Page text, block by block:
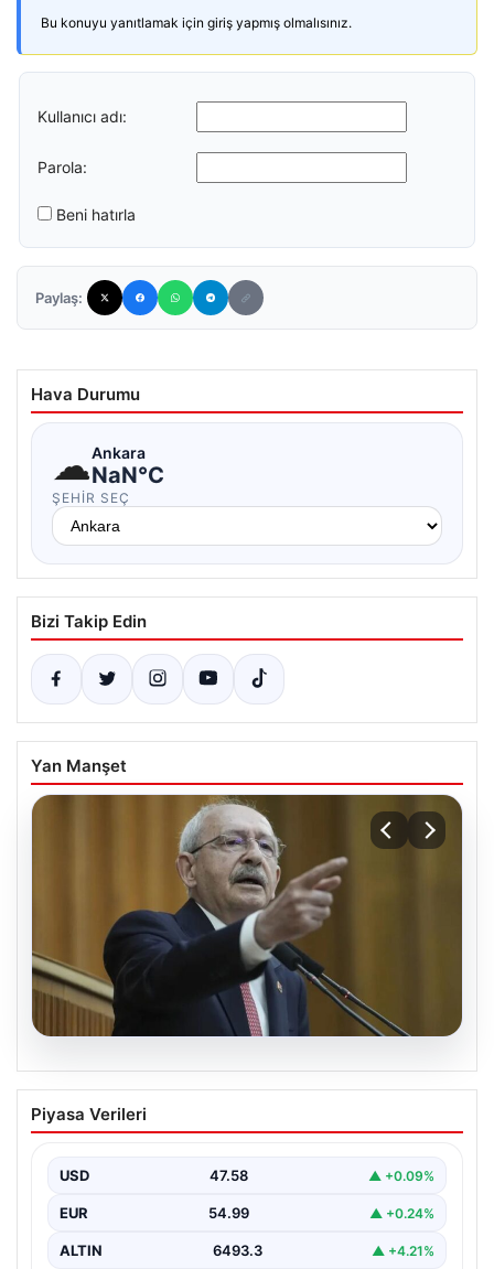
Bu konuyu yanıtlamak için giriş yapmış olmalısınız.
Kullanıcı adı:
Parola:
Beni hatırla
Paylaş:
Hava Durumu
☁Ankara
NaN°C
ŞEHIR SEÇ
Bizi Takip Edin
Yan Manşet
05.08.2026
Kılıçdaroğlu: Hesap sormaktan da
vermekten de çekinmeyiz
Piyasa Verileri
USD 47.58 ▲ +0.09%
EUR 54.99 ▲ +0.24%
ALTIN 6493.3 ▲ +4.21%